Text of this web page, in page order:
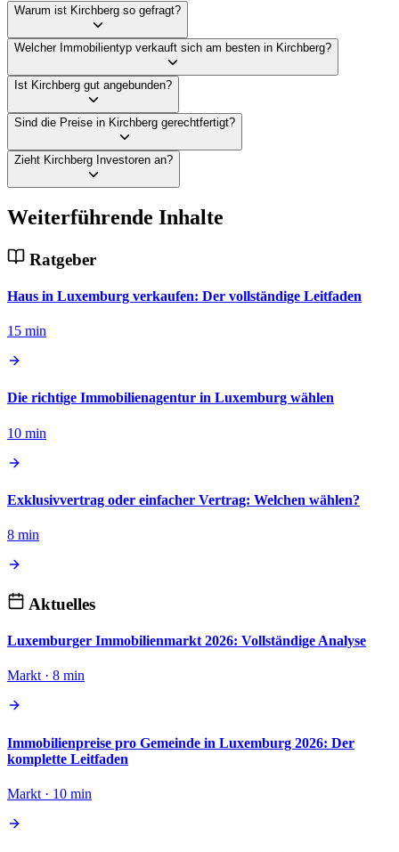
Warum ist Kirchberg so gefragt?
Welcher Immobilientyp verkauft sich am besten in Kirchberg?
Ist Kirchberg gut angebunden?
Sind die Preise in Kirchberg gerechtfertigt?
Zieht Kirchberg Investoren an?
Weiterführende Inhalte
Ratgeber
Haus in Luxemburg verkaufen: Der vollständige Leitfaden
15 min
Die richtige Immobilienagentur in Luxemburg wählen
10 min
Exklusivvertrag oder einfacher Vertrag: Welchen wählen?
8 min
Aktuelles
Luxemburger Immobilienmarkt 2026: Vollständige Analyse
Markt · 8 min
Immobilienpreise pro Gemeinde in Luxemburg 2026: Der
komplette Leitfaden
Markt · 10 min